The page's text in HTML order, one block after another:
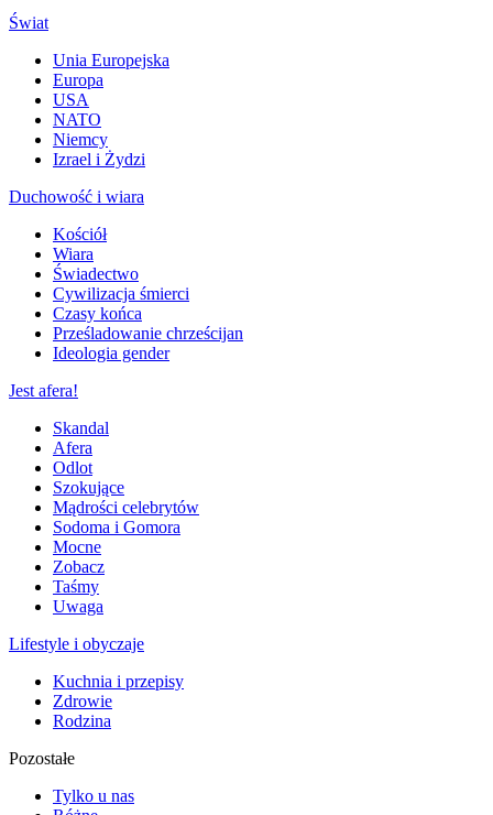
Świat
Unia Europejska
Europa
USA
NATO
Niemcy
Izrael i Żydzi
Duchowość i wiara
Kościół
Wiara
Świadectwo
Cywilizacja śmierci
Czasy końca
Prześladowanie chrześcijan
Ideologia gender
Jest afera!
Skandal
Afera
Odlot
Szokujące
Mądrości celebrytów
Sodoma i Gomora
Mocne
Zobacz
Taśmy
Uwaga
Lifestyle i obyczaje
Kuchnia i przepisy
Zdrowie
Rodzina
Pozostałe
Tylko u nas